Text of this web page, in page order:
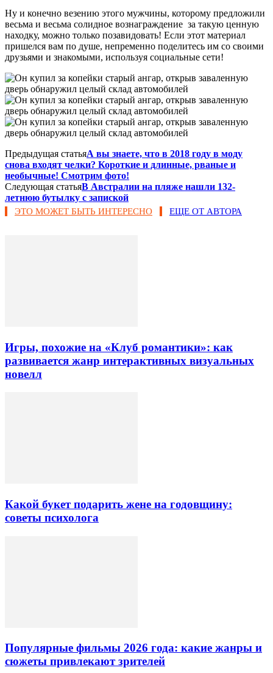
Ну и конечно везению этого мужчины, которому предложили
весьма и весьма солидное вознаграждение за такую ценную
находку, можно только позавидовать! Если этот материал
пришелся вам по душе, непременно поделитесь им со своими
друзьями и знакомыми, используя социальные сети!
Предыдущая статьяА вы знаете, что в 2018 году в моду
снова входят челки? Короткие и длинные, рваные и
необычные! Смотрим фото!
Следующая статьяВ Австралии на пляже нашли 132-
летнюю бутылку с запиской
ЭТО МОЖЕТ БЫТЬ ИНТЕРЕСНО ЕЩЕ ОТ АВТОРА
Игры, похожие на «Клуб романтики»: как
развивается жанр интерактивных визуальных
новелл
Какой букет подарить жене на годовщину:
советы психолога
Популярные фильмы 2026 года: какие жанры и
сюжеты привлекают зрителей